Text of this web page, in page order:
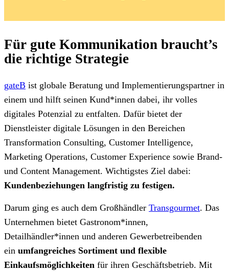
Für gute Kommunikation braucht’s
die richtige Strategie
gateB ist globale Beratung und Implementierungspartner in
einem und hilft seinen Kund*innen dabei, ihr volles
digitales Potenzial zu entfalten. Dafür bietet der
Dienstleister digitale Lösungen in den Bereichen
Transformation Consulting, Customer Intelligence,
Marketing Operations, Customer Experience sowie Brand-
und Content Management. Wichtigstes Ziel dabei:
Kundenbeziehungen langfristig zu festigen.
Darum ging es auch dem Großhändler Transgourmet. Das
Unternehmen bietet Gastronom*innen,
Detailhändler*innen und anderen Gewerbetreibenden
ein umfangreiches Sortiment und flexible
Einkaufsmöglichkeiten für ihren Geschäftsbetrieb. Mit